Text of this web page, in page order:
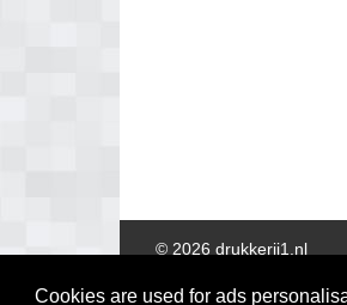
Cookies are used for ads
© 2026 drukkerij1.nl